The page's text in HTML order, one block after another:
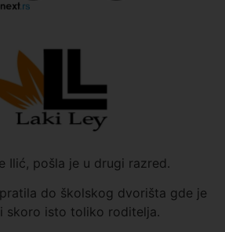
Ilić, pošla je u drugi razred.
do školskog dvorišta gde je
skoro isto toliko roditelja.